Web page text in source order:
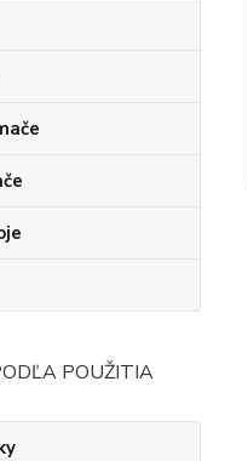
POUŽITIA